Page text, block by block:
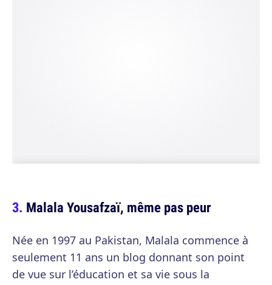
Malala Yousafzaï, même pas peur
Née en 1997 au Pakistan, Malala commence à
seulement 11 ans un blog donnant son point
de vue sur l’éducation et sa vie sous la